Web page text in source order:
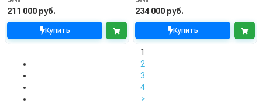
211 000 руб.
Купить
234 000 руб.
Купить
1
2
3
4
>